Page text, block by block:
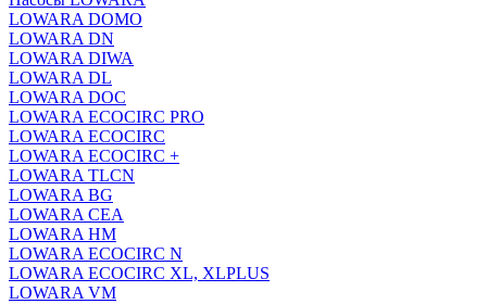
LOWARA DOMO
LOWARA DN
LOWARA DIWA
LOWARA DL
LOWARA DOC
LOWARA ECOCIRC PRO
LOWARA ECOCIRC
LOWARA ECOCIRC +
LOWARA TLCN
LOWARA BG
LOWARA CEA
LOWARA HM
LOWARA ECOCIRC N
LOWARA ECOCIRC XL, XLPLUS
LOWARA VM